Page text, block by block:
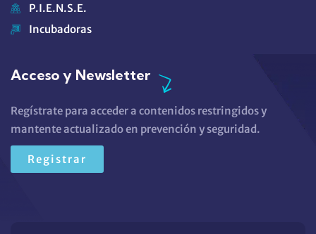
P.I.E.N.S.E.
Incubadoras
Acceso y Newsletter
Regístrate para acceder a contenidos restringidos y
mantente actualizado en prevención y seguridad.
Registrar